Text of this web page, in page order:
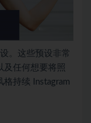
。这些预设非常
及任何想要将照
持续 Instagram